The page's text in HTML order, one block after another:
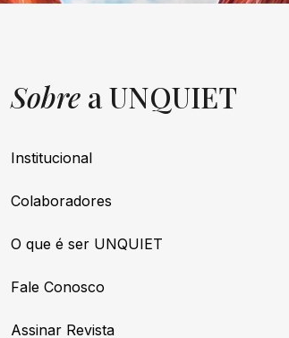
Sobre a UNQUIET
Institucional
Colaboradores
O que é ser UNQUIET
Fale Conosco
Assinar Revista